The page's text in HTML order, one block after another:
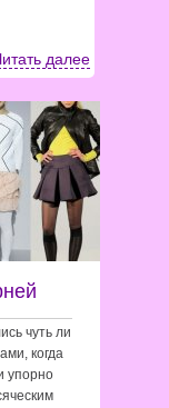
далее
чуть ли
когда
упорно